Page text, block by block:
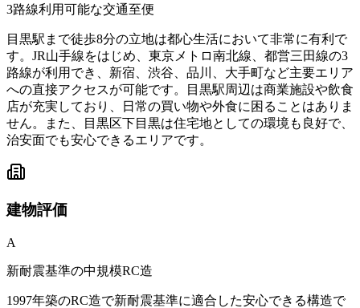
3路線利用可能な交通至便
目黒駅まで徒歩8分の立地は都心生活において非常に有利で
す。JR山手線をはじめ、東京メトロ南北線、都営三田線の3
路線が利用でき、新宿、渋谷、品川、大手町など主要エリア
への直接アクセスが可能です。目黒駅周辺は商業施設や飲食
店が充実しており、日常の買い物や外食に困ることはありま
せん。また、目黒区下目黒は住宅地としての環境も良好で、
治安面でも安心できるエリアです。
建物評価
A
新耐震基準の中規模RC造
1997年築のRC造で新耐震基準に適合した安心できる構造で